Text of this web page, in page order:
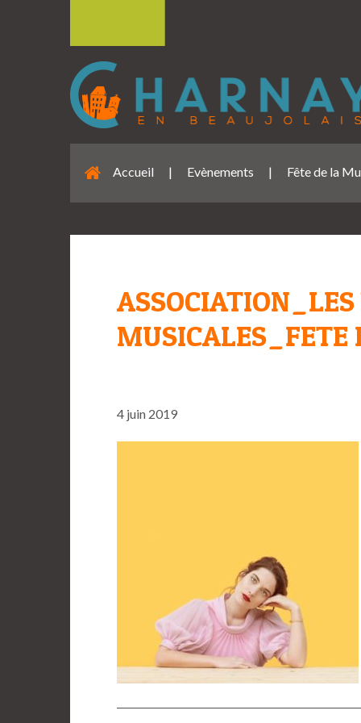
Accueil | Evènements | Fête de la
MUSICALES_FETE
4 juin 2019